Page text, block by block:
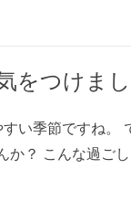
をつけま
い季節ですね。
か？ こんな過ごし